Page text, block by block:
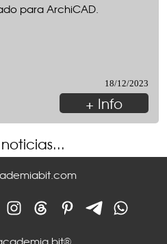
para ArchiCAD.
18/12/2023
+ Info